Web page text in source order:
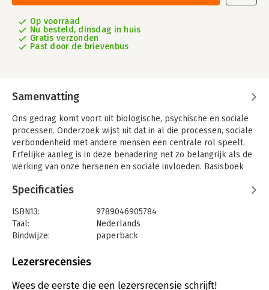
Op voorraad
Nu besteld, dinsdag in huis
Gratis verzonden
Past door de brievenbus
Samenvatting
Ons gedrag komt voort uit biologische, psychische en sociale
processen. Onderzoek wijst uit dat in al die processen, sociale
verbondenheid met andere mensen een centrale rol speelt.
Erfelijke aanleg is in deze benadering net zo belangrijk als de
werking van onze hersenen en sociale invloeden. Basisboek
leidt dat in eerste instantie irrationeel lijkt, maar eigenlijk het
mensen.
De uitgave bespreekt de psychische processen die invloed
denken, waarnemen en leren, maar ook motivatie, sociale
andere mensen werken is het belangrijk om te weten waar
Specificaties
ISBN13:
9789046905784
Taal:
Nederlands
Bindwijze:
paperback
Verschijningsdatum:
Hoofdrubriek: Schoolboeken
Lezersrecensies
Wees de eerste die een lezersrecensie schrijft!